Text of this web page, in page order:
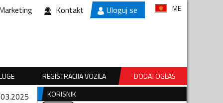
Kontakt Uloguj se ME
REGISTRACIJA VOZILA DODAJ OGLAS
KORISNIK